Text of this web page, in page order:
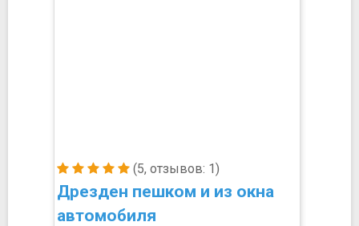
(5, отзывов: 1)
Дрезден пешком и из окна
автомобиля